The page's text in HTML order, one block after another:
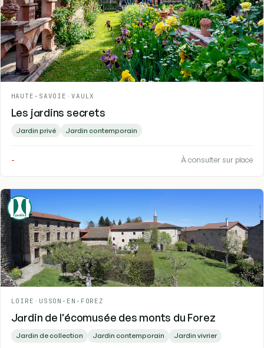
HAUTE-SAVOIE - VAULX
Les jardins secrets
Jardin privé Jardin contemporain
- À consulter sur place
LOIRE - USSON-EN-FOREZ
Jardin de l'écomusée des monts du Forez
Jardin de collection Jardin contemporain Jardin vivrier